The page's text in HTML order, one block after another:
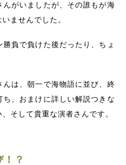
んがいましたが、その誰もが海
ませんでした。
負で負けた後だったり、ちょ
んは、朝一で海物語に並び、終
、おまけに詳しい解説つきな
そして貴重な演者さんです。
？